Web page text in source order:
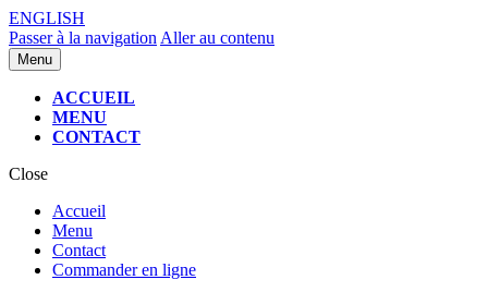
ENGLISH
Passer à la navigation Aller au contenu
Menu
ACCUEIL
MENU
CONTACT
Close
Accueil
Menu
Contact
Commander en ligne